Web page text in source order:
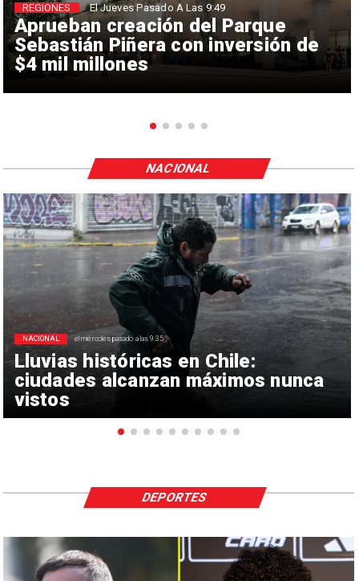
Aprueban creación del Parque
Sebastián Piñera con inversión de
$4 mil millones
REGIONES El Jueves Pasado A Las 9:49
Lluvias históricas en Chile:
ciudades alcanzan máximos nunca
vistos
NACIONAL el miércoles pasado a las 9:35
NACIONAL
DEPORTES